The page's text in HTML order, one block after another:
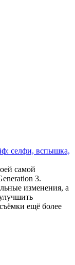
селфи, вспышка,
самой
3.
изменения, а
ещё более